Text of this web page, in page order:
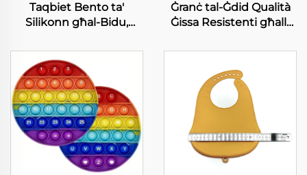
Taqbiet Bento ta'
Silikonn għal-Bidu,
appljanzi domostiku
Ġranċ tal-Ġdid Qualità
Ġissa Resistenti għall-
100% Tubi ta' Silikonn
Mediku gradi ta'
Ħaddiem